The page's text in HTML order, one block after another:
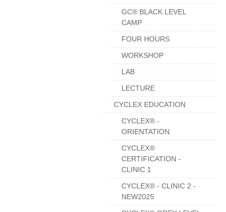
GC® BLACK LEVEL
CAMP
FOUR HOURS
WORKSHOP
LAB
LECTURE
CYCLEX EDUCATION
CYCLEX® -
ORIENTATION
CYCLEX®
CERTIFICATION -
CLINIC 1
CYCLEX® - CLINIC 2 -
NEW2025